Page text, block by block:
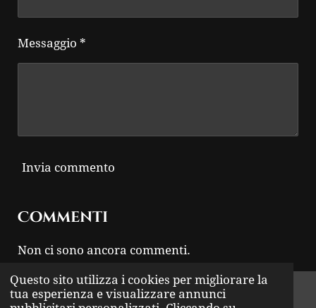
Questo sito utilizza i cookies per migliorare la
tua esperienza e visualizzare annunci
Messaggio *
Invia commento
Commenti
Non ci sono ancora commenti.
© 2024 - 2026 THUNDER ROCK